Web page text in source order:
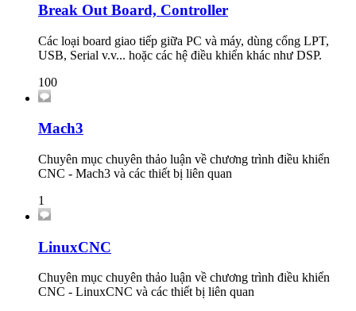
Break Out Board, Controller
Các loại board giao tiếp giữa PC và máy, dùng cổng LPT,
USB, Serial v.v... hoặc các hệ điều khiển khác như DSP.
100
Mach3
Chuyên mục chuyên thảo luận về chương trình điều khiển
CNC - Mach3 và các thiết bị liên quan
1
LinuxCNC
Chuyên mục chuyên thảo luận về chương trình điều khiển
CNC - LinuxCNC và các thiết bị liên quan